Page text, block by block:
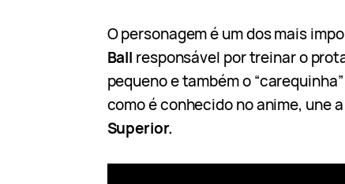
O personagem é um dos mais
Ball responsável por treinar o
pequeno e também o “carequinha”
como é conhecido no anime, une a
Superior.